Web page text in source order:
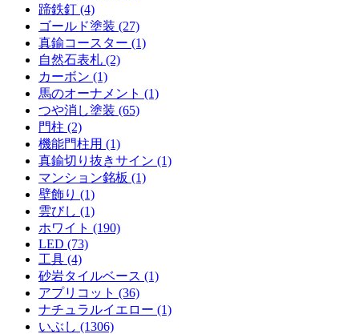
蹄鉄釘 (4)
ゴールド塗装 (27)
真鍮コースター (1)
自然石表札 (2)
カーボン (1)
馬のオーナメント (1)
つや消し塗装 (65)
門柱 (2)
機能門柱用 (1)
真鍮切り抜きサイン (1)
マンション銘板 (1)
壁飾り (1)
雲びし (1)
ホワイト (190)
LED (73)
工具 (4)
砂岩タイルベース (1)
アプリコット (36)
ナチュラルイエロー (1)
いぶし (1306)